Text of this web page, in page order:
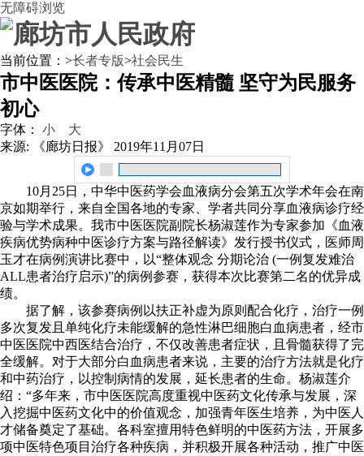
无障碍浏览
当前位置： >长者专版>社会民生
市中医医院：传承中医精髓 坚守为民服务
初心
字体： 小
大
来源: 《廊坊日报》
2019年11月07日
10月25日，中华中医药学会血液病分会第五次学术年会在南
京如期举行，来自全国各地的专家、学者共同分享血液病诊疗经
验与学术成果。我市中医医院副院长杨淑莲作为专家参加《血液
疾病优势病种中医诊疗方案与路径解读》发行授书仪式，医师周
玉才在病例演讲比赛中，以“整体观念 分期论治 (一例复发难治
ALL患者治疗启示)”的病例参赛，获得本次比赛第二名的优异成
绩。
据了解，该参赛病例以扶正补虚为原则配合化疗，治疗一例
多次复发且单纯化疗未能缓解的急性淋巴细胞白血病患者，经市
中医医院中西医结合治疗，不仅改善患者症状，且骨髓获得了完
全缓解。对于大部分白血病患者来说，主要的治疗方法就是化疗
和中药治疗，以控制病情的发展，延长患者的生命。杨淑莲介
绍：“多年来，市中医医院高度重视中医药文化传承与发展，深
入挖掘中医药文化中的价值观念，加强青年医生培养，为中医人
才储备奠定了基础。各科室擅用特色鲜明的中医药方法，开展多
项中医特色项目治疗各种疾病，并积极开展各种活动，推广中医